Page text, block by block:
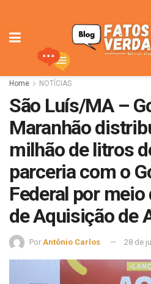
Home NOTÍCIAS
São Luís/MA –
Maranhão
milhão de litros
parceria com o
Federal por
de Aquisição de
Por Antônio Carlos 28 de